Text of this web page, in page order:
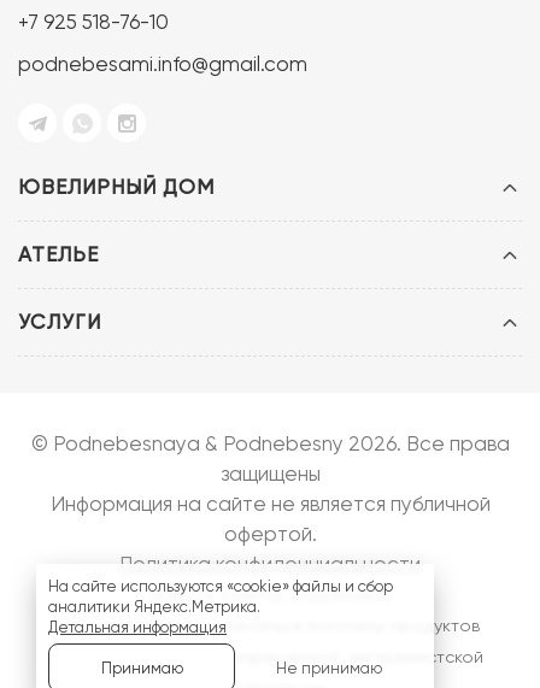
ЮВЕЛИРНЫЙ ДОМ
АТЕЛЬЕ
УСЛУГИ
+7 925 518-76-10
podnebesami.info@gmail.com
© Podnebesnaya & Podnebesny 2026. Все права
защищены
Информация на сайте не является публичной
офертой.
Политика конфиденциальности
Запуск сайта:bazarow.ru
На сайте могут встречаться логотипы продуктов
компании
- запрещенной, экстремистской
На сайте используются «cookie» файлы и сбор
аналитики Яндекс.Метрика.
Детальная информация
Принимаю Не принимаю